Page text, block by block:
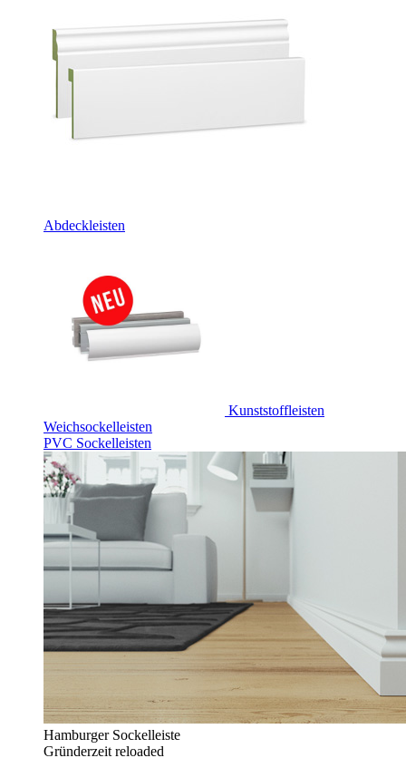
Abdeckleisten
Kunststoffleisten
Weichsockelleisten
PVC Sockelleisten
Hamburger Sockelleiste
Gründerzeit reloaded